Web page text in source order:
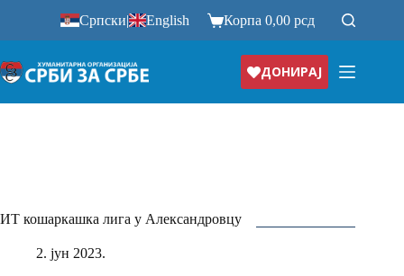
Српски| English Корпа0,00рсд
ДОНИРАЈ
ИТ кошаркашка лига у Александровцу
2. јун 2023.